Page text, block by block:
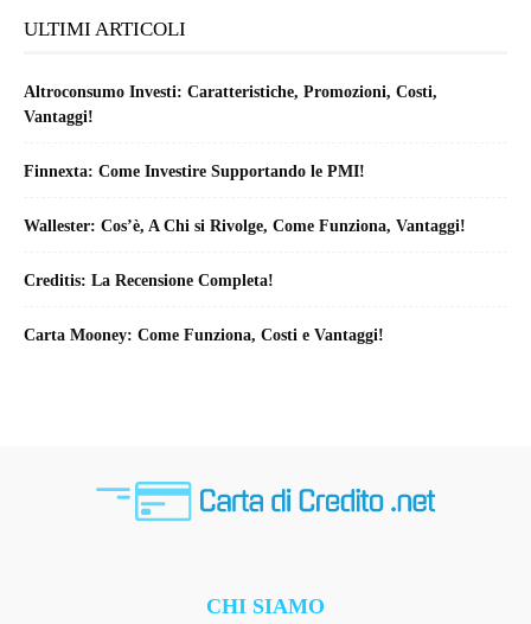
ULTIMI ARTICOLI
Altroconsumo Investi: Caratteristiche, Promozioni, Costi,
Vantaggi!
Finnexta: Come Investire Supportando le PMI!
Wallester: Cos’è, A Chi si Rivolge, Come Funziona, Vantaggi!
Creditis: La Recensione Completa!
Carta Mooney: Come Funziona, Costi e Vantaggi!
CHI SIAMO